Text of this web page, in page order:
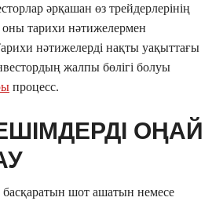
әрқашан өз трейдерлерінің
тарихи нәтижелермен
нәтижелерді нақты уақыттағы
жалпы бөлігі болуы
процесс.
ОҢАЙ
шот ашатын немесе